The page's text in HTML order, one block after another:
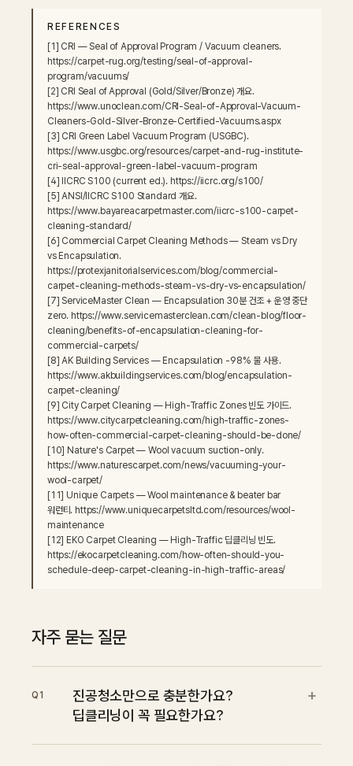
REFERENCES
[1] CRI — Seal of Approval Program / Vacuum cleaners.
https://carpet-rug.org/testing/seal-of-approval-
program/vacuums/
[2] CRI Seal of Approval (Gold/Silver/Bronze) 개요.
https://www.unoclean.com/CRI-Seal-of-Approval-Vacuum-
Cleaners-Gold-Silver-Bronze-Certified-Vacuums.aspx
[3] CRI Green Label Vacuum Program (USGBC).
https://www.usgbc.org/resources/carpet-and-rug-institute-
cri-seal-approval-green-label-vacuum-program
[4] IICRC S100 (current ed.). https://iicrc.org/s100/
[5] ANSI/IICRC S100 Standard 개요.
https://www.bayareacarpetmaster.com/iicrc-s100-carpet-
cleaning-standard/
[6] Commercial Carpet Cleaning Methods — Steam vs Dry
vs Encapsulation.
https://protexjanitorialservices.com/blog/commercial-
carpet-cleaning-methods-steam-vs-dry-vs-encapsulation/
[7] ServiceMaster Clean — Encapsulation 30분 건조 + 운영 중단
zero. https://www.servicemasterclean.com/clean-blog/floor-
cleaning/benefits-of-encapsulation-cleaning-for-
commercial-carpets/
[8] AK Building Services — Encapsulation -98% 물 사용.
https://www.akbuildingservices.com/blog/encapsulation-
carpet-cleaning/
[9] City Carpet Cleaning — High-Traffic Zones 빈도 가이드.
https://www.citycarpetcleaning.com/high-traffic-zones-
how-often-commercial-carpet-cleaning-should-be-done/
[10] Nature's Carpet — Wool vacuum suction-only.
https://www.naturescarpet.com/news/vacuuming-your-
wool-carpet/
[11] Unique Carpets — Wool maintenance & beater bar
워런티. https://www.uniquecarpetsltd.com/resources/wool-
maintenance
[12] EKO Carpet Cleaning — High-Traffic 딥클리닝 빈도.
https://ekocarpetcleaning.com/how-often-should-you-
schedule-deep-carpet-cleaning-in-high-traffic-areas/
자주 묻는 질문
Q1
진공청소만으로 충분한가요?
딥클리닝이 꼭 필요한가요?
+